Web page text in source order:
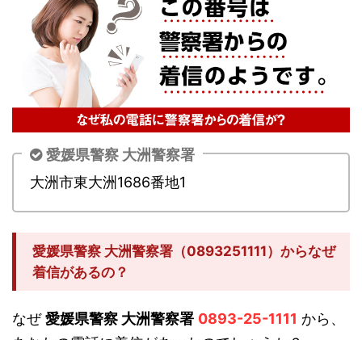
愛媛県警察 大洲警察署
大洲市東大洲1686番地1
愛媛県警察 大洲警察署（0893251111）からなぜ
着信があるの？
なぜ愛媛県警察 大洲警察署 0893-25-1111 から、